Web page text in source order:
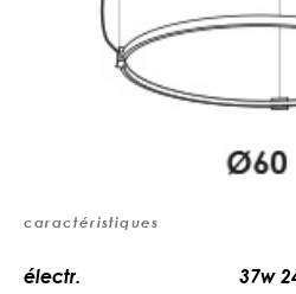
caractéristiques
électr. 37w